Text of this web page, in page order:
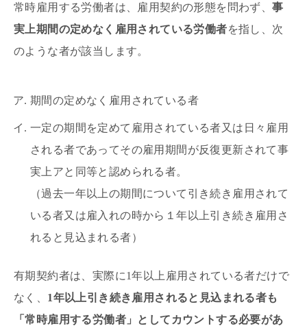
常時雇用する労働者は、雇用契約の形態を問わず、事
実上期間の定めなく雇用されている労働者を指し、次
のような者が該当します。
期間の定めなく雇用されている者
一定の期間を定めて雇用されている者又は日々雇用
される者であってその雇用期間が反復更新されて事
実上アと同等と認められる者。
（過去一年以上の期間について引き続き雇用されて
いる者又は雇入れの時から１年以上引き続き雇用さ
れると見込まれる者）
有期契約者は、実際に1年以上雇用されている者だけで
なく、 1年以上引き続き雇用されると見込まれる者も
「常時雇用する労働者」としてカウントする必要があ